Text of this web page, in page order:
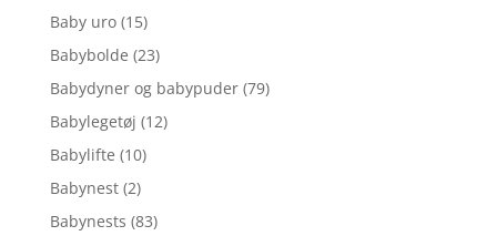
Baby uro (15)
Babybolde (23)
Babydyner og babypuder (79)
Babylegetøj (12)
Babylifte (10)
Babynest (2)
Babynests (83)